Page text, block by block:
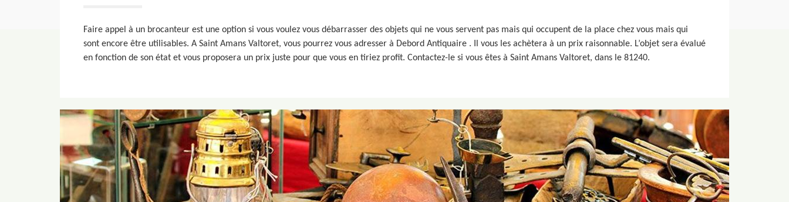
Faire appel à un brocanteur est une option si vous voulez vous débarrasser des objets qui ne vous servent pas mais qui occupent de la place chez vous mais qui
sont encore être utilisables. A Saint Amans Valtoret, vous pourrez vous adresser à Debord Antiquaire . Il vous les achètera à un prix raisonnable. L’objet sera évalué
en fonction de son état et vous proposera un prix juste pour que vous en tiriez profit. Contactez-le si vous êtes à Saint Amans Valtoret, dans le 81240.